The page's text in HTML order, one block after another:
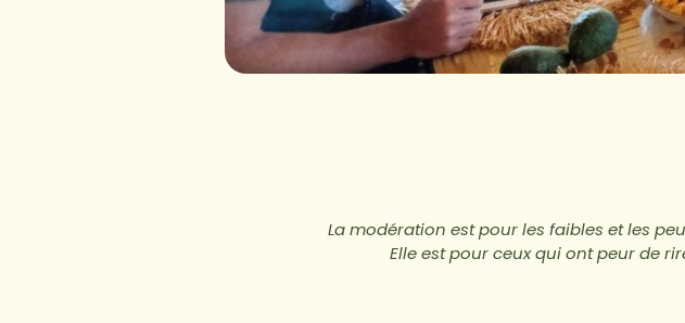
La modération est pour les faibles et les
Elle est pour ceux qui ont peur de